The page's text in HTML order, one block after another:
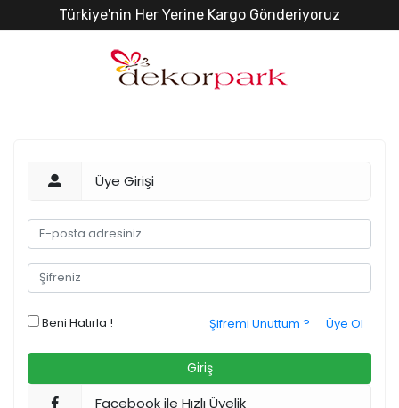
Türkiye'nin Her Yerine Kargo Gönderiyoruz
Üye Girişi
Beni Hatırla ! Üye Ol
Şifremi Unuttum ?
Facebook ile Hızlı Üyelik